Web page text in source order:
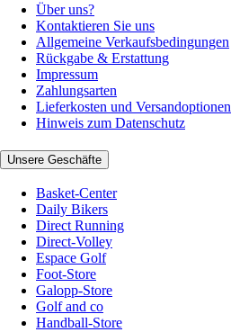
Über uns?
Kontaktieren Sie uns
Allgemeine Verkaufsbedingungen
Rückgabe & Erstattung
Impressum
Zahlungsarten
Lieferkosten und Versandoptionen
Hinweis zum Datenschutz
Unsere Geschäfte
Basket-Center
Daily Bikers
Direct Running
Direct-Volley
Espace Golf
Foot-Store
Galopp-Store
Golf and co
Handball-Store